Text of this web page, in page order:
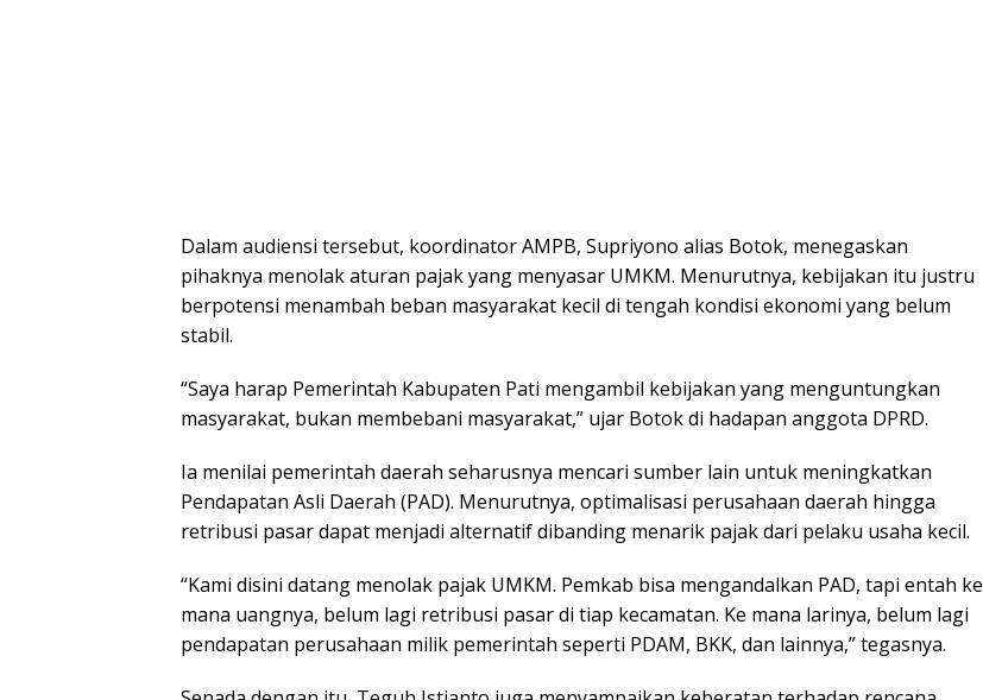
Dalam audiensi tersebut, koordinator AMPB, Supriyono alias Botok, menegaskan
pihaknya menolak aturan pajak yang menyasar UMKM. Menurutnya, kebijakan itu justru
berpotensi menambah beban masyarakat kecil di tengah kondisi ekonomi yang belum
stabil.
“Saya harap Pemerintah Kabupaten Pati mengambil kebijakan yang menguntungkan
masyarakat, bukan membebani masyarakat,” ujar Botok di hadapan anggota DPRD.
Ia menilai pemerintah daerah seharusnya mencari sumber lain untuk meningkatkan
Pendapatan Asli Daerah (PAD). Menurutnya, optimalisasi perusahaan daerah hingga
retribusi pasar dapat menjadi alternatif dibanding menarik pajak dari pelaku usaha kecil.
“Kami disini datang menolak pajak UMKM. Pemkab bisa mengandalkan PAD, tapi entah ke
mana uangnya, belum lagi retribusi pasar di tiap kecamatan. Ke mana larinya, belum lagi
pendapatan perusahaan milik pemerintah seperti PDAM, BKK, dan lainnya,” tegasnya.